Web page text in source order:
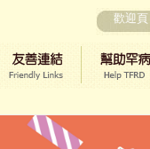
歡迎頁